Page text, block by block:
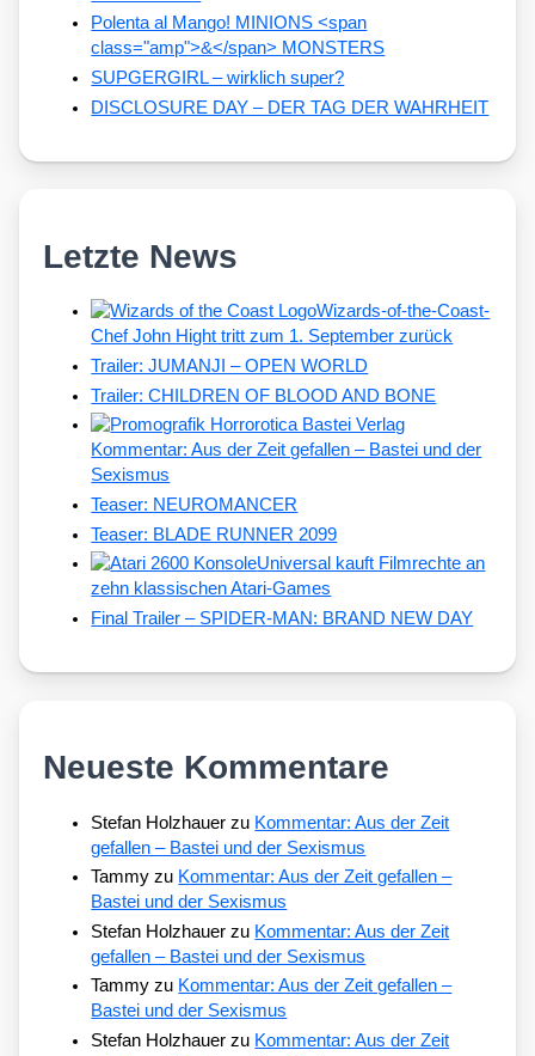
Polenta al Mango! MINIONS <span
class="amp">&</span> MONSTERS
SUPGERGIRL – wirklich super?
DISCLOSURE DAY – DER TAG DER WAHRHEIT
Letzte News
Wizards-of-the-Coast-
Chef John Hight tritt zum 1. September zurück
Trailer: JUMANJI – OPEN WORLD
Trailer: CHILDREN OF BLOOD AND BONE
Kommentar: Aus der Zeit gefallen – Bastei und der
Sexismus
Teaser: NEUROMANCER
Teaser: BLADE RUNNER 2099
Universal kauft Filmrechte an
zehn klassischen Atari-Games
Final Trailer – SPIDER-MAN: BRAND NEW DAY
Neueste Kommentare
Stefan Holzhauer zu Kommentar: Aus der Zeit
gefallen – Bastei und der Sexismus
Tammy zu Kommentar: Aus der Zeit gefallen –
Bastei und der Sexismus
Stefan Holzhauer zu Kommentar: Aus der Zeit
gefallen – Bastei und der Sexismus
Tammy zu Kommentar: Aus der Zeit gefallen –
Bastei und der Sexismus
Stefan Holzhauer zu Kommentar: Aus der Zeit